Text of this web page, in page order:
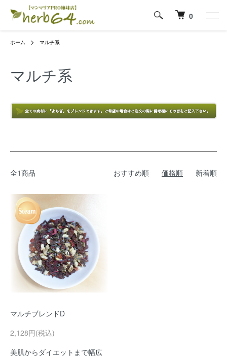
0
ホーム マルチ系
マルチ系
全1商品 おすすめ順 価格順 新着順
マルチブレンドD
2,128円(税込)
美肌からダイエットまで幅広